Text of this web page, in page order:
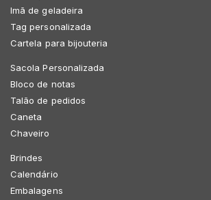
Imã de geladeira
Tag personalizada
Cartela para bijouteria
Sacola Personalizada
Bloco de notas
Talão de pedidos
Caneta
Chaveiro
Brindes
Calendário
Embalagens